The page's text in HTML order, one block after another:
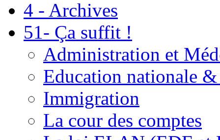
4 - Archives
51- Ça suffit !
Administration et
Education nationale
Immigration
La cour des comptes